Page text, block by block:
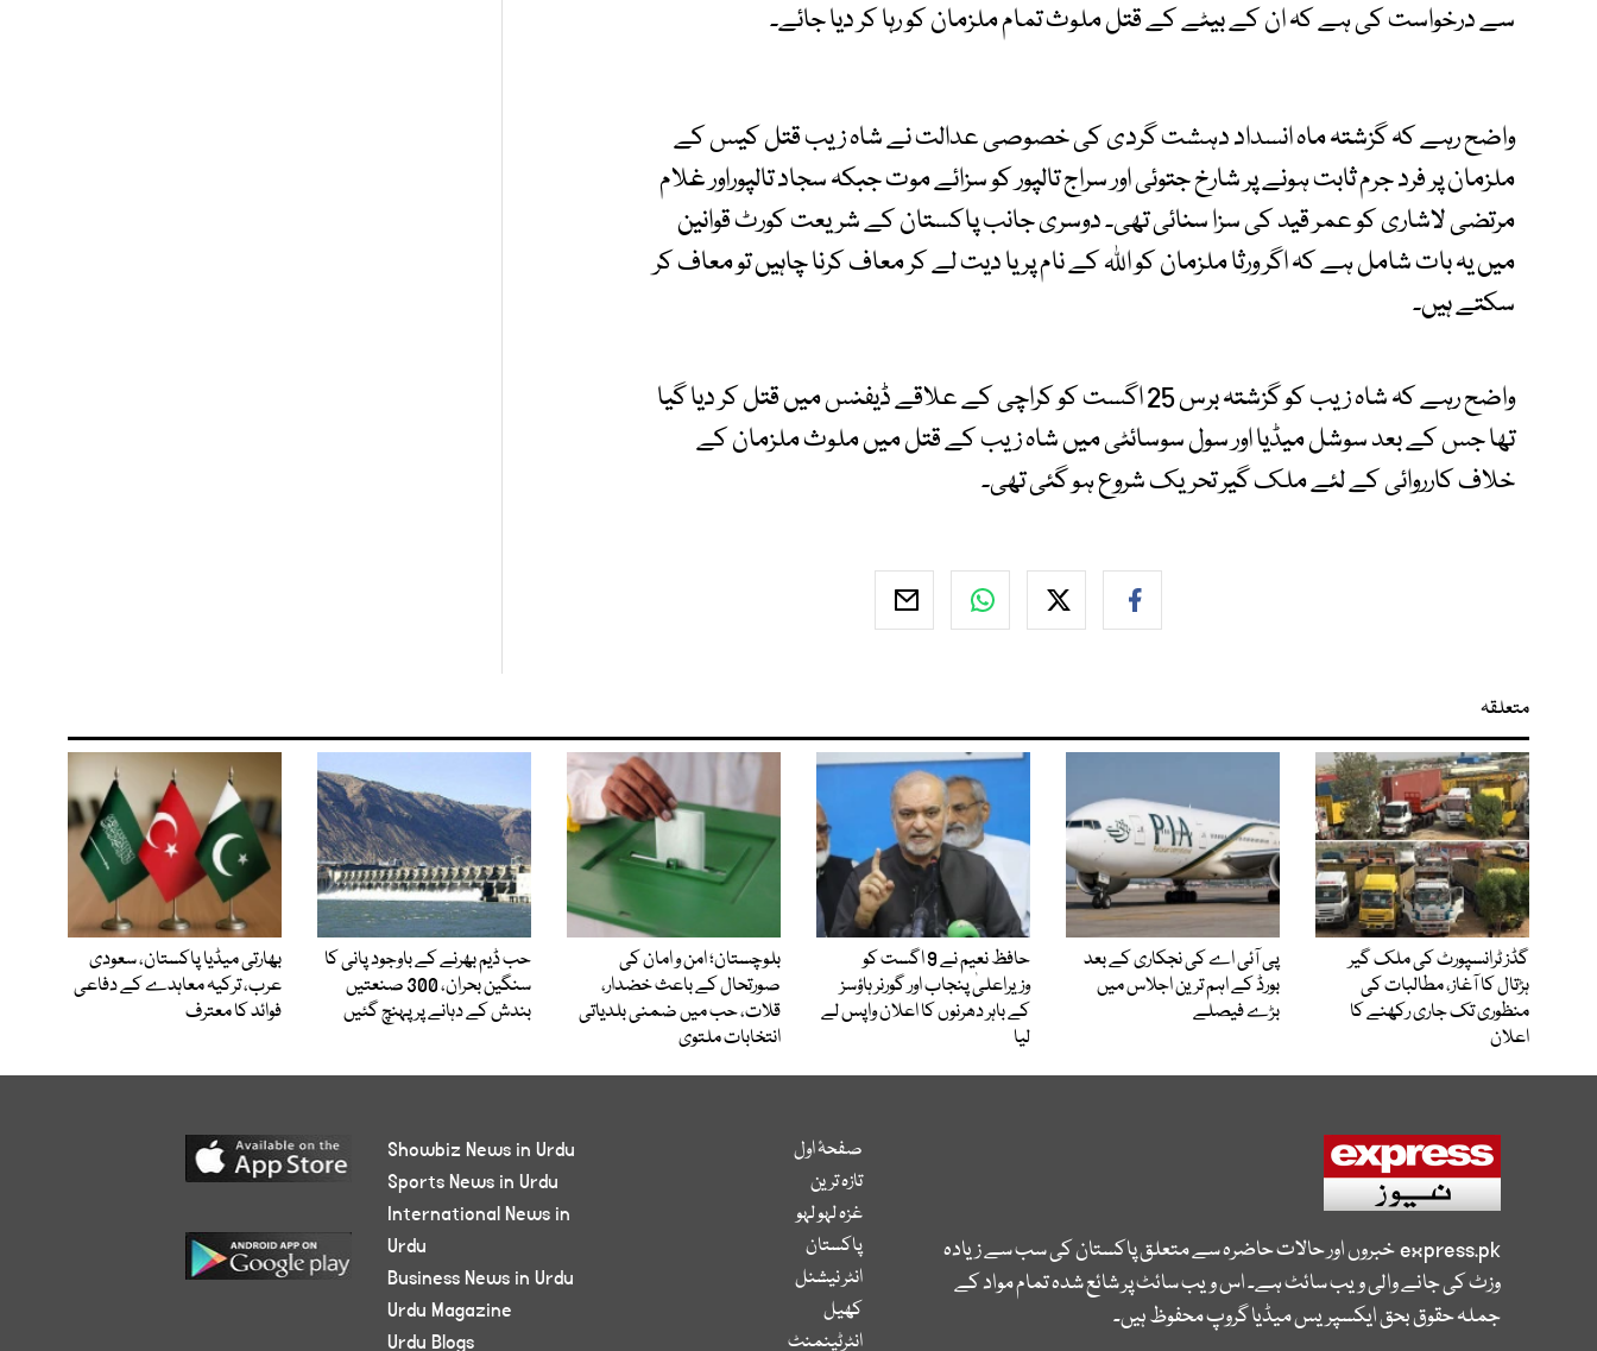
سے درخواست کی ہے کہ ان کے بیٹے کے قتل ملوث تمام ملزمان کو رہا کر دیا جائے۔
واضح رہے کہ گزشتہ ماہ انسداد دہشت گردی کی خصوصی عدالت نے شاہ زیب قتل کیس کے
ملزمان پر فرد جرم ثابت ہونے پر شارخ جتوئی اور سراج تالپور کو سزائے موت جبکہ سجاد تالپوراور غلام
مرتضی لاشاری کو عمر قید کی سزا سنائی تھی۔ دوسری جانب پاکستان کے شریعت کورٹ قوانین
میں یہ بات شامل ہے کہ اگر ورثا ملزمان کو اللہ کے نام پر یا دیت لے کر معاف کرنا چاہیں تو معاف کر
سکتے ہیں۔
واضح رہے کہ شاہ زیب کو گزشتہ برس 25 اگست کو کراچی کے علاقے ڈیفنس میں قتل کر دیا گیا
تھا جس کے بعد سوشل میڈیا اور سول سوسائٹی میں شاہ زیب کے قتل میں ملوث ملزمان کے
خلاف کارروائی کے لئے ملک گیر تحریک شروع ہو گئی تھی۔
متعلقہ
گڈز ٹرانسپورٹ کی ملک گیر
ہڑتال کا آغاز، مطالبات کی
منظوری تک جاری رکھنے کا
اعلان
پی آئی اے کی نجکاری کے بعد
بورڈ کے اہم ترین اجلاس میں
بڑے فیصلے
حافظ نعیم نے 9 اگست کو
وزیراعلیٰ پنجاب اور گورنر ہاؤسز
کے باہر دھرنوں کا اعلان واپس لے
لیا
بلوچستان؛ امن و امان کی
صورتحال کے باعث خضدار،
قلات، حب میں ضمنی بلدیاتی
انتخابات ملتوی
حب ڈیم بھرنے کے باوجود پانی کا
سنگین بحران، 300 صنعتیں
بندش کے دہانے پر پہنچ گئیں
بھارتی میڈیا پاکستان، سعودی
عرب، ترکیہ معاہدے کے دفاعی
فوائد کا معترف
express.pkخبروں اور حالات حاضرہ سے متعلق پاکستان کی سب سے زیادہ
وزٹ کی جانے والی ویب سائٹ ہے۔ اس ویب سائٹ پر شائع شدہ تمام مواد کے
جملہ حقوق بحق ایکسپریس میڈیا گروپ محفوظ ہیں۔
صفحۂ اول
تازہ ترین
غزہ لہو لہو
پاکستان
انٹر نیشنل
کھیل
انٹرٹینمنٹ
Showbiz News in Urdu
Sports News in Urdu
International News in
Urdu
Business News in Urdu
Urdu Magazine
Urdu Blogs